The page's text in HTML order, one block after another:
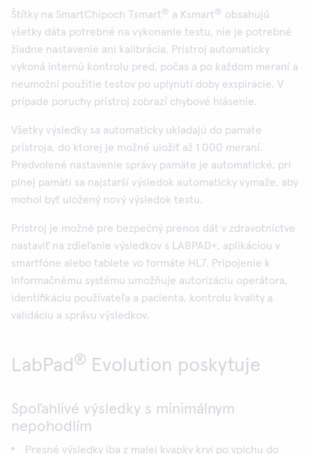
Štítky na SmartChipoch Tsmart® a Ksmart® obsahujú
všetky dáta potrebné na vykonanie testu, nie je potrebné
žiadne nastavenie ani kalibrácia. Prístroj automaticky
vykoná internú kontrolu pred, počas a po každom meraní a
neumožní použitie testov po uplynutí doby exspirácie. V
prípade poruchy prístroj zobrazí chybové hlásenie.
Všetky výsledky sa automaticky ukladajú do pamäte
prístroja, do ktorej je možné uložiť až 1 000 meraní.
Predvolené nastavenie správy pamäte je automatické, pri
plnej pamäti sa najstarší výsledok automaticky vymaže, aby
mohol byť uložený nový výsledok testu.
Prístroj je možné pre bezpečný prenos dát v zdravotníctve
nastaviť na zdieľanie výsledkov s LABPAD+, aplikáciou v
smartfóne alebo tablete vo formáte HL7. Pripojenie k
informačnému systému umožňuje autorizáciu operátora,
identifikáciu používateľa a pacienta, kontrolu kvality a
validáciu a správu výsledkov.
LabPad ® Evolution poskytuje
Spoľahlivé výsledky s minimálnym
nepohodlím
Presné výsledky iba z malej kvapky krvi po vpichu do